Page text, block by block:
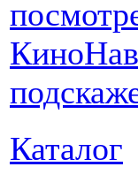
Каталог